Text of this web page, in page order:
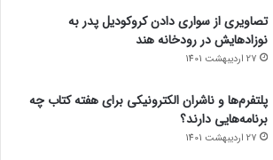
تصاویری از سواری دادن کروکودیل پدر به
نوزادهایش در رودخانه هند
27 اردیبهشت 1401
پلتفرم‌ها و ناشران الکترونیکی برای هفته کتاب چه
برنامه‌هایی دارند؟
27 اردیبهشت 1401